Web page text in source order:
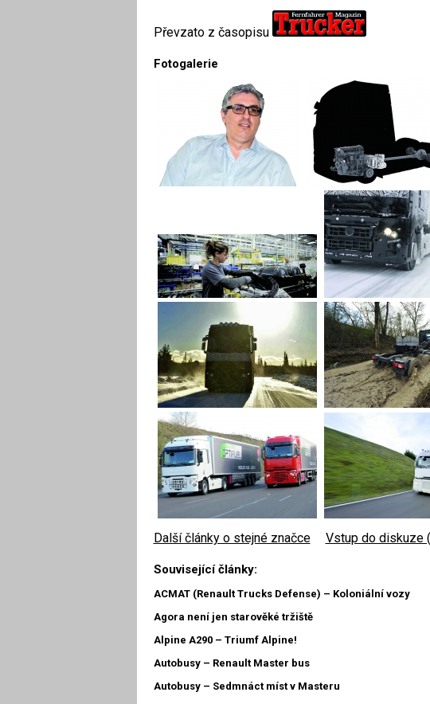
Převzato z časopisu
Fotogalerie
Další články o stejné značce Vstup do diskuze
Související články:
ACMAT (Renault Trucks Defense) – Koloniální vozy
Agora není jen starověké tržiště
Alpine A290 – Triumf Alpine!
Autobusy – Renault Master bus
Autobusy – Sedmnáct míst v Masteru